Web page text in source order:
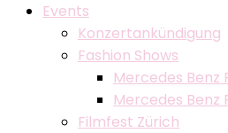
Events
Konzertankündigung
Fashion Shows
Mercedes Benz
Mercedes Benz
Filmfest Zürich